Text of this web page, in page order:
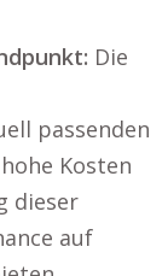
Die
passenden
Kosten
dieser
auf